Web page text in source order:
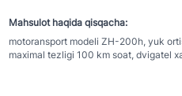
Mahsulot haqida qisqacha:
motoransport modeli ZH-200h, yuk
maximal tezligi 100 km soat, dvigatel